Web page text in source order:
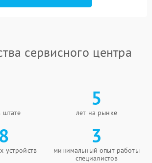
сервисного центра
штате
5
лет на рынке
устройств
3
минимальный опыт работы
специалистов